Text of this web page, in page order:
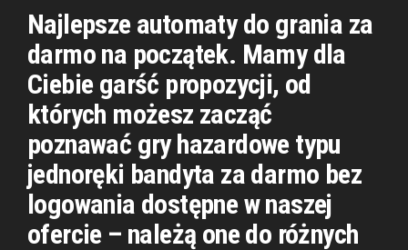
Najlepsze automaty do grania za
darmo na początek. Mamy dla
Ciebie garść propozycji, od
których możesz zacząć
poznawać gry hazardowe typu
jednoręki bandyta za darmo bez
logowania dostępne w naszej
ofercie – należą one do różnych